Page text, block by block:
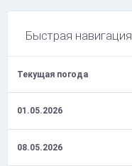
Быстрая навигация
Текущая погода
01.05.2026
08.05.2026